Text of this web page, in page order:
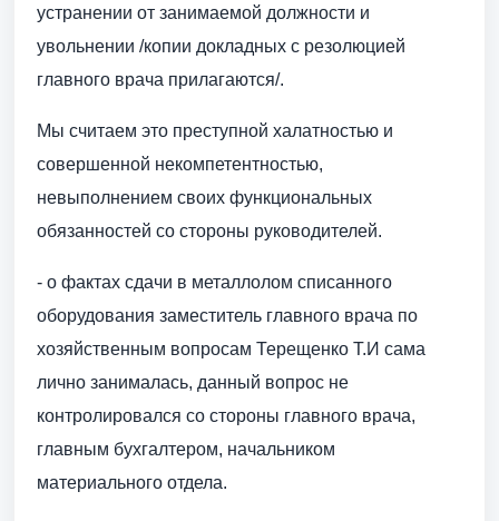
устранении от занимаемой должности и
увольнении /копии докладных с резолюцией
главного врача прилагаются/.
Мы считаем это преступной халатностью и
совершенной некомпетентностью,
невыполнением своих функциональных
обязанностей со стороны руководителей.
- о фактах сдачи в металлолом списанного
оборудования заместитель главного врача по
хозяйственным вопросам Терещенко Т.И сама
лично занималась, данный вопрос не
контролировался со стороны главного врача,
главным бухгалтером, начальником
материального отдела.